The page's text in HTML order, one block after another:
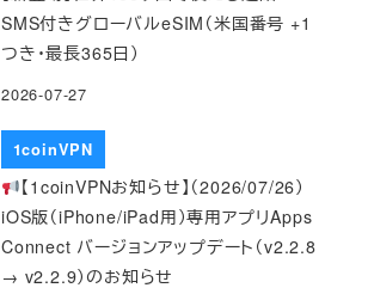
SMS付きグローバルeSIM（米国番号 +1
つき・最長365日）
2026-07-27
1coinVPN
【1coinVPNお知らせ】（2026/07/26）
iOS版（iPhone/iPad用）専用アプリApps
Connect バージョンアップデート（v2.2.8
→ v2.2.9）のお知らせ